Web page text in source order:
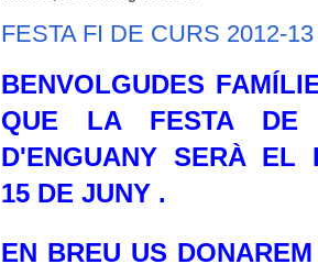
FESTA FI DE CURS 2012-13
BENVOLGUDES
QUE LA FESTA DE
D'ENGUANY SERÀ EL
15 DE JUNY .
EN BREU US